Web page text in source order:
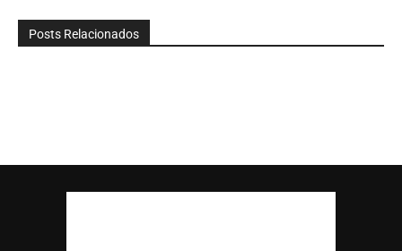
Posts Relacionados